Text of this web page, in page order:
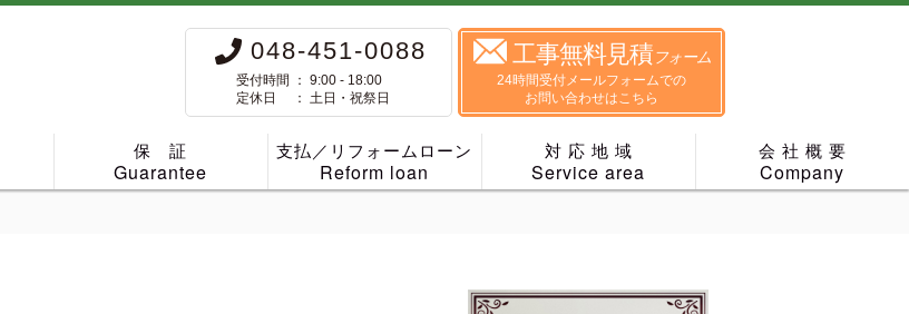
048-451-0088
受付時間 ： 9:00 - 18:00
定休日 ： 土日・祝祭日
工事無料見積フォーム
24時間受付メールフォームでの
お問い合わせはこちら
保 証
Guarantee
支払／リフォームローン
Reform loan
対 応 地 域
Service area
会 社 概 要
Company